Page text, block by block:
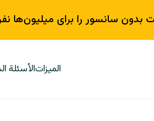
بدون سانسور را برای میلیون‌ها
الميزاتالأسئلة